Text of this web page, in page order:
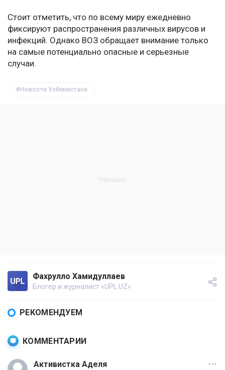
Стоит отметить, что по всему миру ежедневно
фиксируют распространения различных вирусов и
инфекций. Однако ВОЗ обращает внимание только
на самые потенциально опасные и серьезные
случаи.
Новости Узбекистана
Фахрулло Хамидуллаев
Блогер и журналист «UPL.UZ»
РЕКОМЕНДУЕМ
КОММЕНТАРИИ
Активистка Аделя